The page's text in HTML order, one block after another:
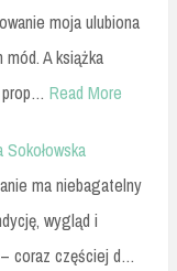
moja ulubiona
mód. A książka
prop… Read More
ma niebagatelny
wygląd i
coraz częściej d…